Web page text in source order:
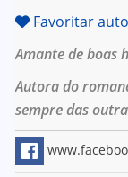
Favoritar
Amante de boas
Autora do
sempre das